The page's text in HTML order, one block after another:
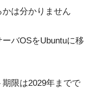
は分かりません
バOSをUbuntuに移
限は2029年までで